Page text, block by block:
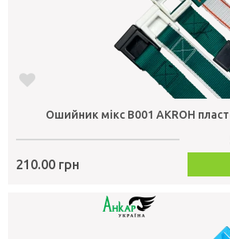
Ошийник мікс В001 AKROH
210.00 грн